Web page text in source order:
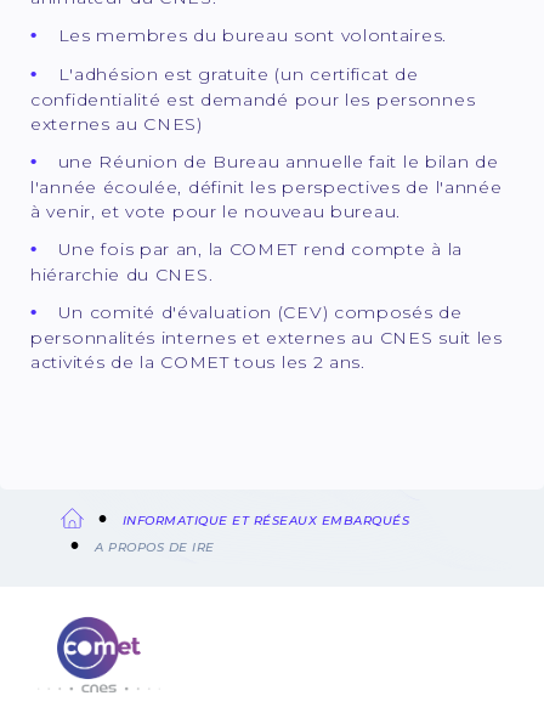
Les membres du bureau sont volontaires.
L'adhésion est gratuite (un certificat de
confidentialité est demandé pour les personnes
externes au CNES)
une Réunion de Bureau annuelle fait le bilan de
l'année écoulée, définit les perspectives de l'année
à venir, et vote pour le nouveau bureau.
Une fois par an, la COMET rend compte à la
hiérarchie du CNES.
Un comité d'évaluation (CEV) composés de
personnalités internes et externes au CNES suit les
activités de la COMET tous les 2 ans.
Fil
INFORMATIQUE ET RÉSEAUX EMBARQUÉS
A PROPOS DE IRE